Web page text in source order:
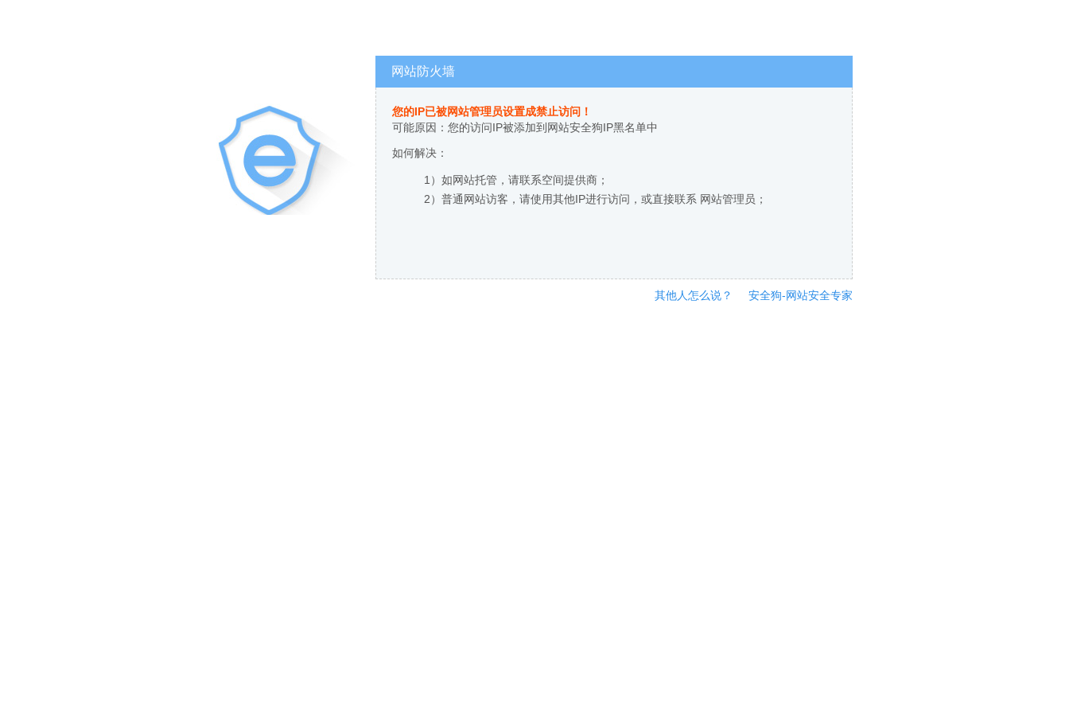
网站防火墙
您的IP已被网站管理员设置成禁止访问！
可能原因：您的访问IP被添加到网站安全狗IP黑名单中
如何解决：
1）如网站托管，请联系空间提供商；
2）普通网站访客，请使用其他IP进行访问，或直接联系 网站管理员；
其他人怎么说？ 安全狗-网站安全专家